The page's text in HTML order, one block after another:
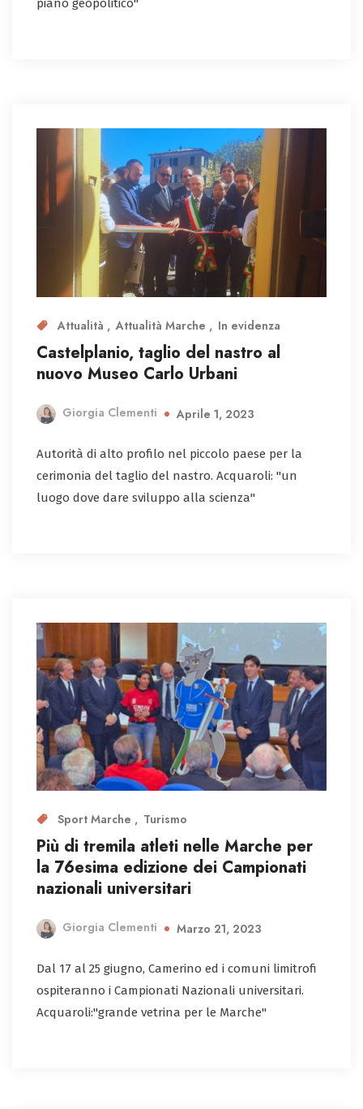
piano geopolitico"
Attualità Attualità Marche In evidenza
Castelplanio, taglio del nastro al
nuovo Museo Carlo Urbani
Giorgia Clementi Aprile 1, 2023
Autorità di alto profilo nel piccolo paese per la
cerimonia del taglio del nastro. Acquaroli: "un
luogo dove dare sviluppo alla scienza"
Sport Marche Turismo
Più di tremila atleti nelle Marche per
la 76esima edizione dei Campionati
nazionali universitari
Giorgia Clementi Marzo 21, 2023
Dal 17 al 25 giugno, Camerino ed i comuni limitrofi
ospiteranno i Campionati Nazionali universitari.
Acquaroli:"grande vetrina per le Marche"